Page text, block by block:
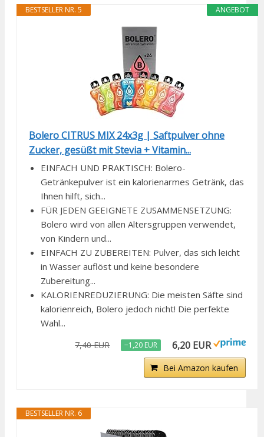
ANGEBOT
BESTSELLER NR. 5
Bolero CITRUS MIX 24x3g | Saftpulver ohne
Zucker, gesüßt mit Stevia + Vitamin...
EINFACH UND PRAKTISCH: Bolero-
Getränkepulver ist ein kalorienarmes Getränk, das
Ihnen hilft, sich...
FÜR JEDEN GEEIGNETE ZUSAMMENSETZUNG:
Bolero wird von allen Altersgruppen verwendet,
von Kindern und...
EINFACH ZU ZUBEREITEN: Pulver, das sich leicht
in Wasser auflöst und keine besondere
Zubereitung...
KALORIENREDUZIERUNG: Die meisten Säfte sind
kalorienreich, Bolero jedoch nicht! Die perfekte
Wahl...
7,40 EUR −1,20 EUR 6,20 EUR
Bei Amazon kaufen
BESTSELLER NR. 6